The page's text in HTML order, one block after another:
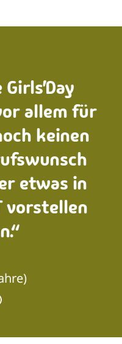
allem für
keinen
etwas in
vorstellen